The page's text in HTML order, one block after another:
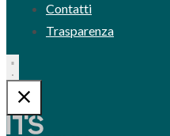
Contatti
Trasparenza